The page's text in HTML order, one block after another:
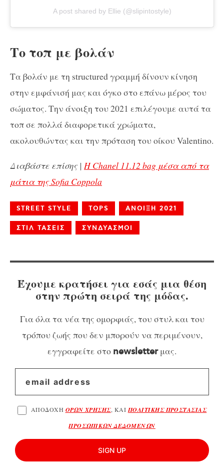
A post shared by Ellie (@slipintostyle)
Το τοπ με βολάν
Τα βολάν με τη structured γραμμή δίνουν κίνηση
στην εμφάνισή μας και όγκο στο επάνω μέρος του
σώματος. Την άνοιξη του 2021 επιλέγουμε αυτά τα
τοπ σε πολλά διαφορετικά χρώματα,
ακολουθώντας και την πρόταση του οίκου Valentino.
Διαβάστε επίσης | Η Chanel 11.12 bag μέσα από τα
μάτια της Sofia Coppola
STREET STYLE TOPS ΑΝΟΙΞΗ 2021
ΣΤΙΛ ΤΑΣΕΙΣ ΣΥΝΔΥΑΣΜΟΙ
Έχουμε κρατήσει για εσάς μια θέση
στην πρώτη σειρά της μόδας.
Για όλα τα νέα της ομορφιάς, του στυλ και του
τρόπου ζωής που δεν μπορούν να περιμένουν,
εγγραφείτε στο newsletterμας.
ΑΠΟΔΟΧΗ ΟΡΩΝ ΧΡΗΣΗΣ, ΚΑΙ ΠΟΛΙΤΙΚΗΣ ΠΡΟΣΤΑΣΙΑΣ
ΠΡΟΣΩΠΙΚΩΝ ΔΕΔΟΜΕΝΩΝ
SIGN UP